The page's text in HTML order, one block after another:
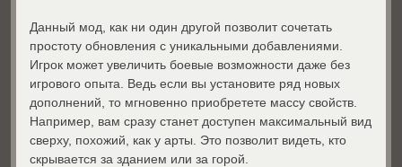
Данный мод, как ни один другой позволит сочетать
простоту обновления с уникальными добавлениями.
Игрок может увеличить боевые возможности даже без
игрового опыта. Ведь если вы установите ряд новых
дополнений, то мгновенно приобретете массу свойств.
Например, вам сразу станет доступен максимальный вид
сверху, похожий, как у арты. Это позволит видеть, кто
скрывается за зданием или за горой.